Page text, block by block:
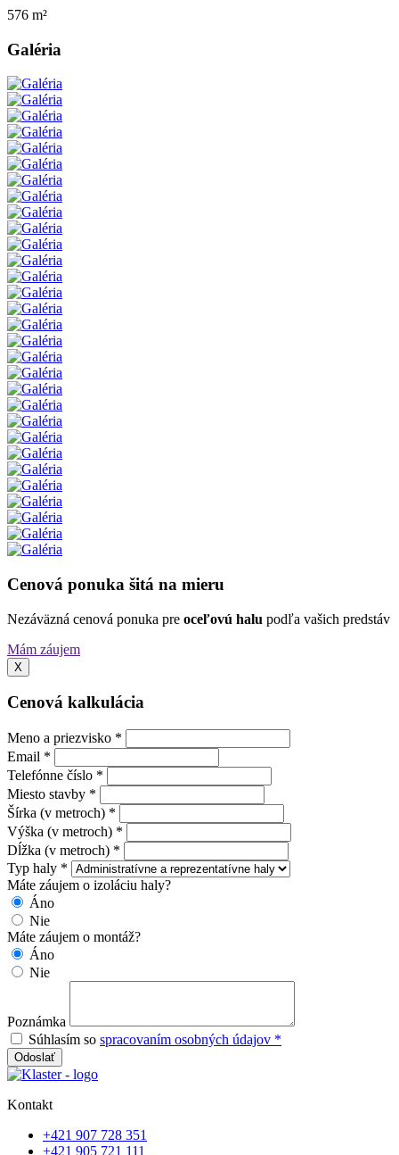
576 m²
Galéria
Cenová ponuka šitá na mieru
Nezáväzná cenová ponuka pre oceľovú halu podľa vašich predstáv
Mám záujem
X
Cenová kalkulácia
Meno a priezvisko *
Email *
Telefónne číslo *
Miesto stavby *
Šírka (v metroch) *
Výška (v metroch) *
Dĺžka (v metroch) *
Typ haly *
Máte záujem o izoláciu haly?
Áno
Nie
Máte záujem o montáž?
Áno
Nie
Poznámka
Súhlasím so spracovaním osobných údajov *
Odoslať
Kontakt
+421 907 728 351
+421 905 721 111